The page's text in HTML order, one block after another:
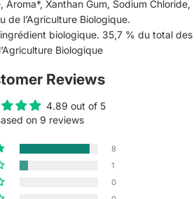
Aroma*, Xanthan Gum, Sodium Chloride,
de l’Agriculture Biologique.
biologique. 35,7 % du total des
Biologique
Reviews
4.89 out of 5
on 9 reviews
8
1
0